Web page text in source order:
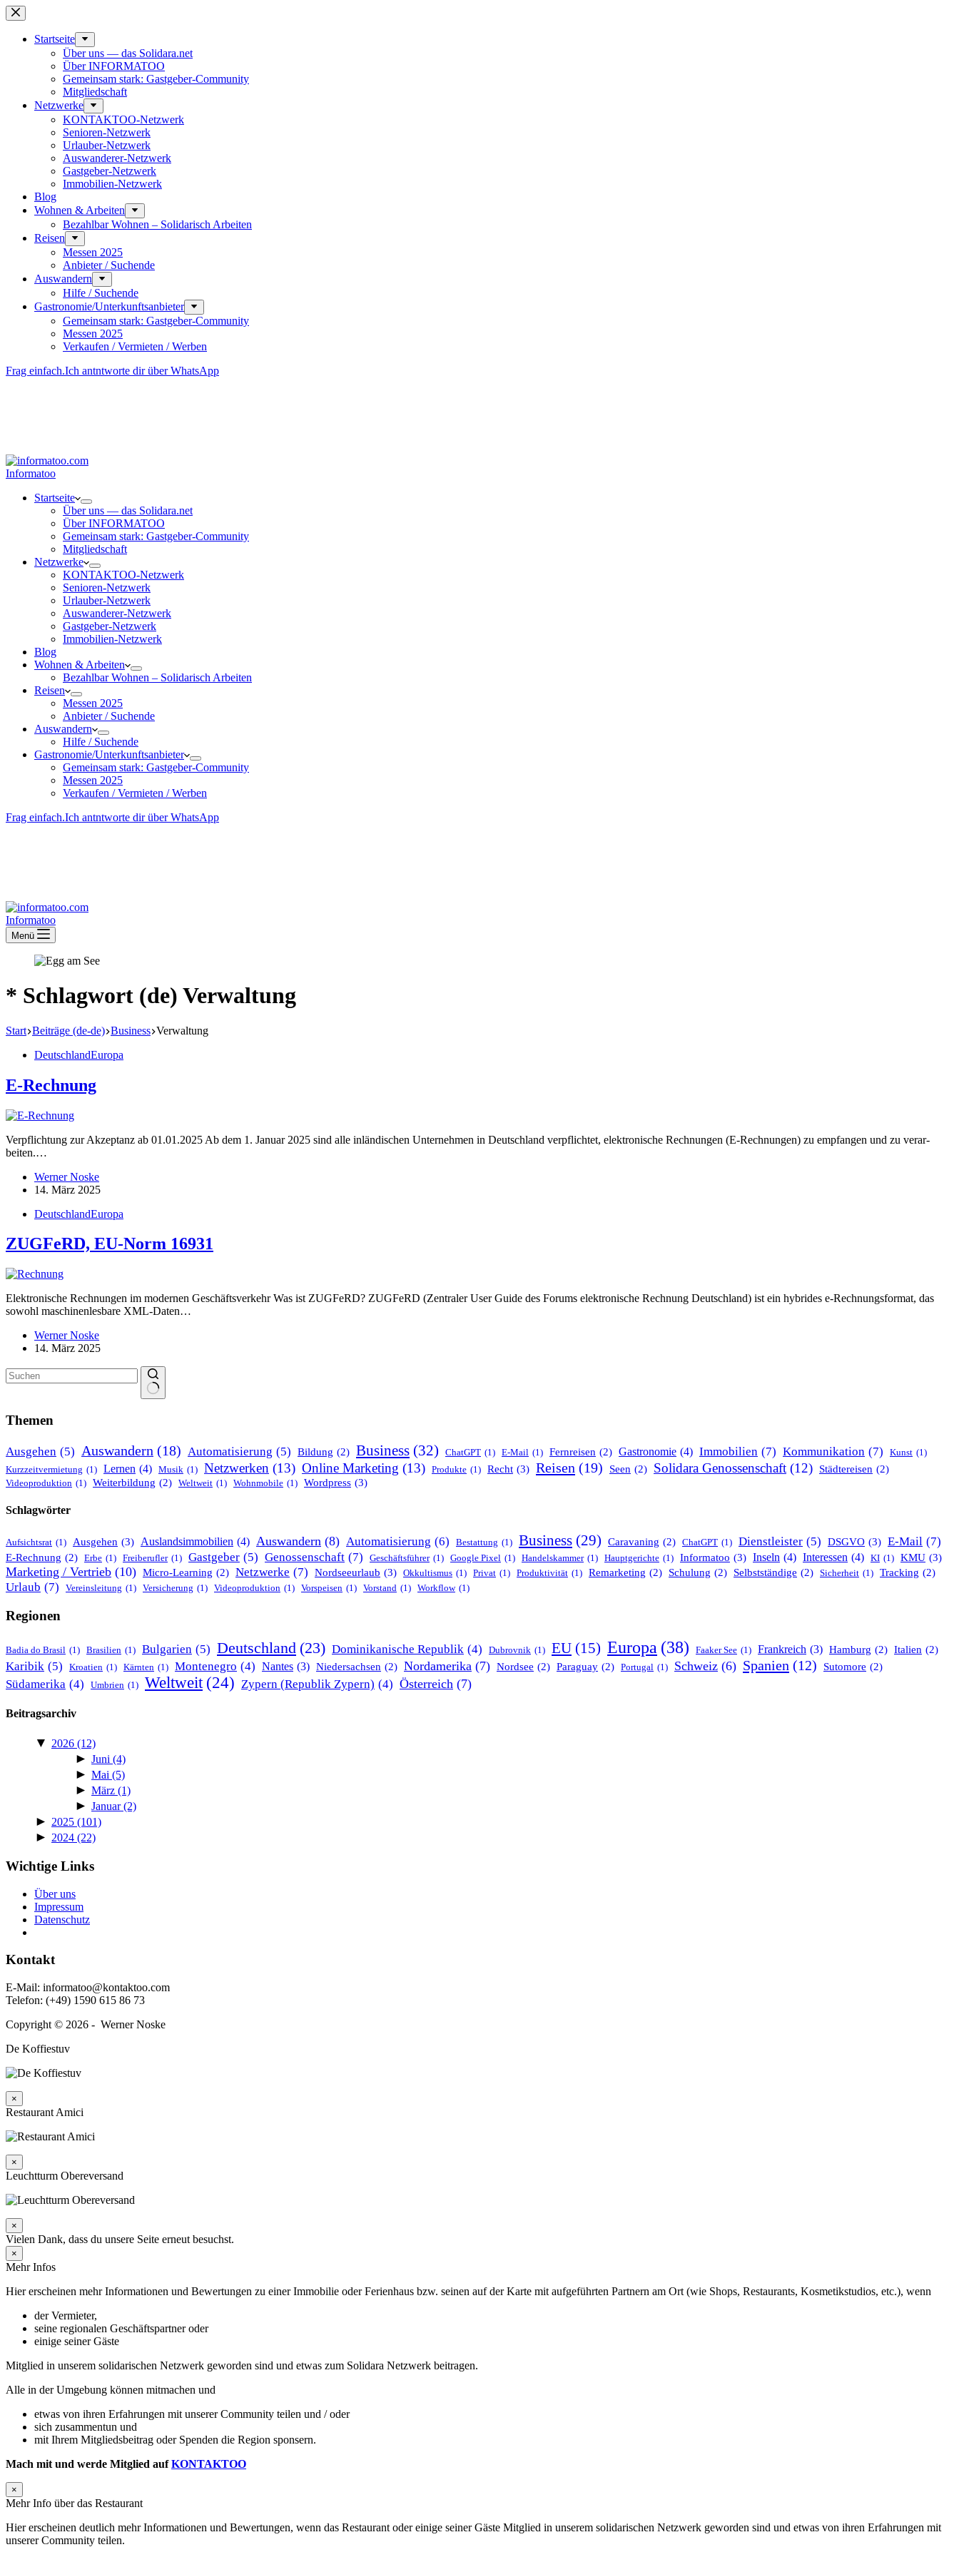
Zum
Inhalt
springenStart­seite
Über uns — das Solidara.net
Über INFORMATOO
Gemeinsam stark: Gastgeber-Community
Mitglied­schaft
Netzwerke
KONTAKTOO-Netzwerk
Senioren-Netzwerk
Urlauber-Netzwerk
Auswan­derer-Netzwerk
Gastgeber-Netzwerk
Immobilien-Netzwerk
Blog
Wohnen & Arbeiten
Bezahlbar Wohnen – Solida­risch Arbeiten
Reisen
Messen 2025
Anbieter / Suchende
Auswandern
Hilfe / Suchende
Gastronomie/Unterkunftsanbieter
Gemeinsam stark: Gastgeber-Community
Messen 2025
Verkaufen / Vermieten / Werben
Frag einfach.Ich antntworte dir über WhatsApp
Informatoo
Start­seite
Über uns — das Solidara.net
Über INFORMATOO
Gemeinsam stark: Gastgeber-Community
Mitglied­schaft
Netzwerke
KONTAKTOO-Netzwerk
Senioren-Netzwerk
Urlauber-Netzwerk
Auswan­derer-Netzwerk
Gastgeber-Netzwerk
Immobilien-Netzwerk
Blog
Wohnen & Arbeiten
Bezahlbar Wohnen – Solida­risch Arbeiten
Reisen
Messen 2025
Anbieter / Suchende
Auswandern
Hilfe / Suchende
Gastronomie/Unterkunftsanbieter
Gemeinsam stark: Gastgeber-Community
Messen 2025
Verkaufen / Vermieten / Werben
Frag einfach.Ich antntworte dir über WhatsApp
Informatoo
Menü
* Schlagwort (de) Verwaltung
Start Beiträge (de-de) Business Verwaltung
DeutschlandEuropa
E‑Rechnung
Verpflichtung zur Akzeptanz ab 01.01.2025 Ab dem 1. Januar 2025 sind alle inlän­di­schen Unter­nehmen in Deutschland verpflichtet, elektro­nische Rechnungen (E‑Rechnungen) zu empfangen und zu verar­
beiten.…
Werner Noske
14. März 2025
DeutschlandEuropa
ZUGFeRD, EU-Norm 16931
Elektro­nische Rechnungen im modernen Geschäfts­verkehr Was ist ZUGFeRD? ZUGFeRD (Zentraler User Guide des Forums elektro­nische Rechnung Deutschland) ist ein hybrides e‑Rechnungsformat, das
sowohl maschi­nen­lesbare XML-Daten…
Werner Noske
14. März 2025
Ergebnisse
Themen
Ausgehen (5) Auswandern (18) Automatisierung (5) Bildung (2) Business (32) ChatGPT (1) E-Mail (1) Fernreisen (2) Gastronomie (4) Immobilien (7) Kommunikation (7) Kunst (1)
Kurzzeitvermietung (1) Lernen (4) Musik (1) Netzwerken (13) Online Marketing (13) Produkte (1) Recht (3) Reisen (19) Seen (2) Solidara Genossenschaft (12) Städtereisen (2)
Videoproduktion (1) Weiterbildung (2) Weltweit (1) Wohnmobile (1) Wordpress (3)
Schlagwörter
Aufsichtsrat (1) Ausgehen (3) Auslandsimmobilien (4) Auswandern (8) Automatisierung (6) Bestattung (1) Business (29) Caravaning (2) ChatGPT (1) Dienstleister (5) DSGVO (3) E-Mail (7)
E-Rechnung (2) Erbe (1) Freiberufler (1) Gastgeber (5) Genossenschaft (7) Geschäftsführer (1) Google Pixel (1) Handelskammer (1) Hauptgerichte (1) Informatoo (3) Inseln (4) Interessen (4) KI (1) KMU (3)
Marketing / Vertrieb (10) Micro-Learning (2) Netzwerke (7) Nordseeurlaub (3) Okkultismus (1) Privat (1) Produktivität (1) Remarketing (2) Schulung (2) Selbstständige (2) Sicherheit (1) Tracking (2)
Urlaub (7) Vereinsleitung (1) Versicherung (1) Videoproduktion (1) Vorspeisen (1) Vorstand (1) Workflow (1)
Regionen
Badia do Brasil (1) Brasilien (1) Bulgarien (5) Deutschland (23) Dominikanische Republik (4) Dubrovnik (1) EU (15) Europa (38) Faaker See (1) Frankreich (3) Hamburg (2) Italien (2)
Karibik (5) Kroatien (1) Kärnten (1) Montenegro (4) Nantes (3) Niedersachsen (2) Nordamerika (7) Nordsee (2) Paraguay (2) Portugal (1) Schweiz (6) Spanien (12) Sutomore (2)
Südamerika (4) Umbrien (1) Weltweit (24) Zypern (Republik Zypern) (4) Österreich (7)
Beitragsarchiv
▼ 2026 (12)
► Juni (4)
► Mai (5)
► März (1)
► Januar(2)
► 2025 (101)
► 2024 (22)
Wichtige Links
Über uns
Impressum
Daten­schutz
Kontakt
E‑Mail: informatoo@kontaktoo.com
Telefon: (+49) 1590 615 86 73
Copyright © 2026 - Werner Noske
De Koffiestuv
×
Restaurant Amici
×
Leuchtturm Obereversand
×
Vielen Dank, dass du unsere Seite erneut besuchst.
×
Mehr Infos
Hier erscheinen mehr Informationen und Bewertungen zu einer Immobilie oder Ferienhaus bzw. seinen auf der Karte mit aufgeführten Partnern am Ort (wie Shops, Restaurants, Kosmetikstudios, etc.), wenn
der Vermieter,
seine regionalen Geschäftspartner oder
einige seiner Gäste
Mitglied in unserem solidarischen Netzwerk geworden sind und etwas zum Solidara Netzwerk beitragen.
Alle in der Umgebung können mitmachen und
etwas von ihren Erfahrungen mit unserer Community teilen und / oder
sich zusammentun und
mit Ihrem Mitgliedsbeitrag oder Spenden die Region sponsern.
Mach mit und werde Mitglied aufKONTAKTOO
×
Mehr Info über das Restaurant
Hier erscheinen deutlich mehr Informationen und Bewertungen, wenn das Restaurant oder einige seiner Gäste Mitglied in unserem solidarischen Netzwerk geworden sind und etwas von ihren Erfahrungen mit
unserer Community teilen.